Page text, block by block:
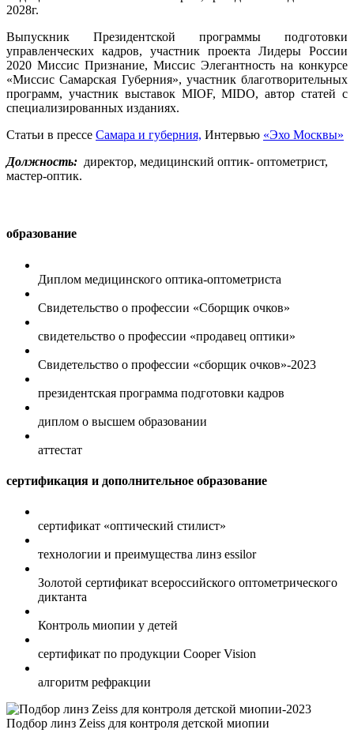
2028г.
Выпускник Президентской программы подготовки
управленческих кадров, участник проекта Лидеры России
2020 Миссис Признание, Миссис Элегантность на конкурсе
«Миссис Самарская Губерния», участник благотворительных
программ, участник выставок MIOF, MIDO, автор статей с
специализированных изданиях.
Статьи в прессе Самара и губерния, Интервью «Эхо Москвы»
Должность: директор, медицинский оптик- оптометрист,
мастер-оптик.
образование
Диплом медицинского оптика-оптометриста
Свидетельство о профессии «Сборщик очков»
свидетельство о профессии «продавец оптики»
Свидетельство о профессии «сборщик очков»-2023
президентская программа подготовки кадров
диплом о высшем образовании
аттестат
сертификация и дополнительное образование
сертификат «оптический стилист»
технологии и преимущества линз essilor
Золотой сертификат всероссийского оптометрического
диктанта
Контроль миопии у детей
сертификат по продукции Cooper Vision
алгоритм рефракции
Подбор линз Zeiss для контроля детской миопии